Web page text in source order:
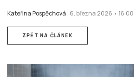
Kateřina Pospěchová 6. března 2026 • 16:00
ZPĚT NA ČLÁNEK